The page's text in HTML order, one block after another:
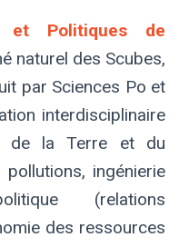
et Politiques de
naturel des Scubes,
par Sciences Po et
interdisciplinaire
de la Terre et du
ingénierie
(relations
des ressources